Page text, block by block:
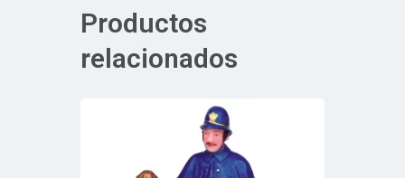
Productos
relacionados